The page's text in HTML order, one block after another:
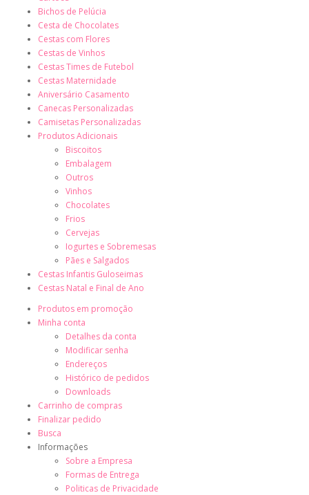
Bichos de Pelúcia
Cesta de Chocolates
Cestas com Flores
Cestas de Vinhos
Cestas Times de Futebol
Cestas Maternidade
Aniversário Casamento
Canecas Personalizadas
Camisetas Personalizadas
Produtos Adicionais
Biscoitos
Embalagem
Outros
Vinhos
Chocolates
Frios
Cervejas
Iogurtes e Sobremesas
Pães e Salgados
Cestas Infantis Guloseimas
Cestas Natal e Final de Ano
Produtos em promoção
Minha conta
Detalhes da conta
Modificar senha
Endereços
Histórico de pedidos
Downloads
Carrinho de compras
Finalizar pedido
Busca
Informações
Sobre a Empresa
Formas de Entrega
Politicas de Privacidade